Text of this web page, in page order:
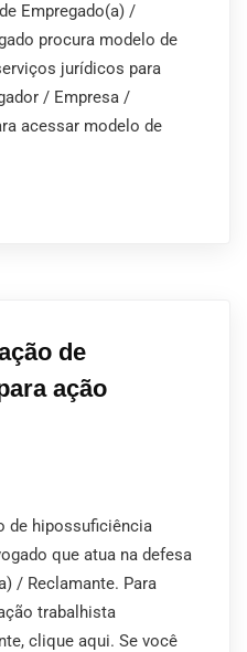
Empregado(a) /
procura modelo de
jurídicos para
/ Empresa /
acessar modelo de
de
ação
de hipossuficiência
que atua na defesa
/ Reclamante. Para
trabalhista
clique aqui. Se você